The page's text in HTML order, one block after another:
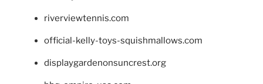
riverviewtennis.com
official-kelly-toys-squishmallows.com
displaygardenonsuncrest.org